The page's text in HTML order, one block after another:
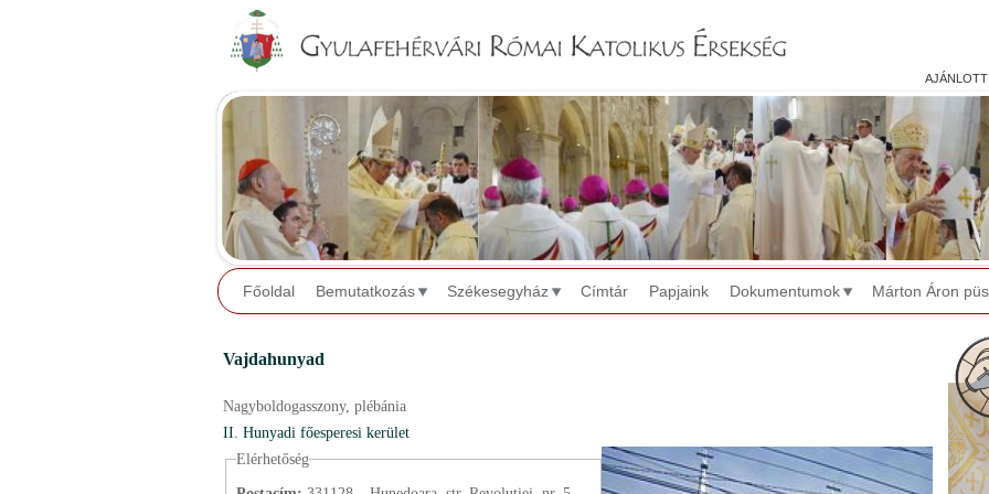
ajánlott
Főoldal Bemutatkozás Székesegyház Címtár Papjaink Dokumentumok Márton Áron
Vajdahunyad
Nagyboldogasszony, plébánia
II. Hunyadi főesperesi kerület
Elérhetőség